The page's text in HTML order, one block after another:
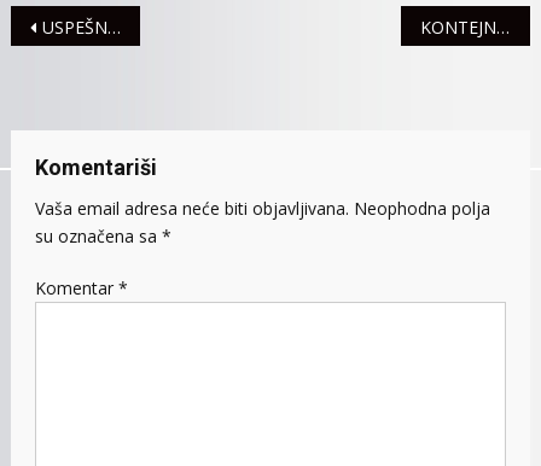
Navigacija
USPEŠNO ODRŽANO GRADSKO PRVENSTVO U ATLETICI KONTEJNERI ZA STAKLO POSTAVLJENI NA VIŠE LOKACIJA U GRADU
Komentariši
Vaša email adresa neće biti objavljivana. Neophodna polja
su označena sa *
Komentar *